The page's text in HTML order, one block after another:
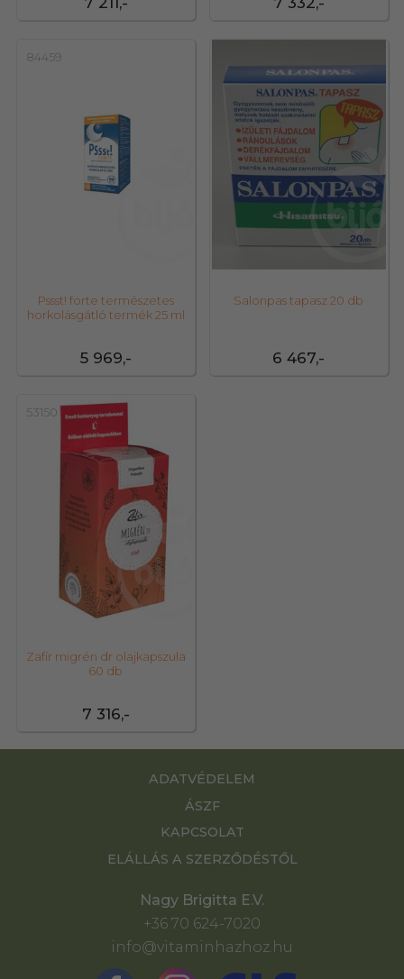
84459
5 969,-
Pssst! forte természetes
horkolásgátló termék 25 ml
6 467,-
Salonpas tapasz 20 db
53150
7 316,-
Zafír migrén dr olajkapszula
60 db
ADATVÉDELEM
ÁSZF
KAPCSOLAT
ELÁLLÁS A SZERZŐDÉSTŐL
Nagy Brigitta E.V.
+36 70 624-7020
info@vitaminhazhoz.hu